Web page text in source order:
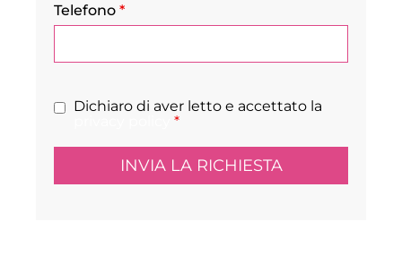
Telefono *
Dichiaro di aver letto e accettato la
*